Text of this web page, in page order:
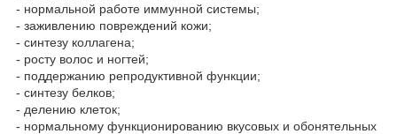
- нормальной работе иммунной системы;
- заживлению повреждений кожи;
- синтезу коллагена;
- росту волос и ногтей;
- поддержанию репродуктивной функции;
- синтезу белков;
- делению клеток;
- нормальному функционированию вкусовых и обонятельных